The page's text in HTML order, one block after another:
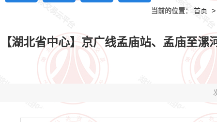
当前的位置： 首页 >
【湖北省中心】京广线孟庙站、孟庙至